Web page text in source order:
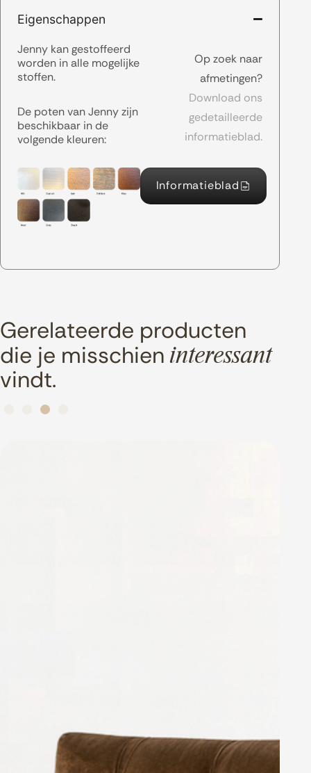
Eigenschappen
Jenny kan gestoffeerd
worden in alle mogelijke
stoffen.
De poten van Jenny zijn
beschikbaar in de
volgende kleuren:
Op zoek naar
afmetingen?
Download ons
gedetailleerde
informatieblad.
Informatieblad
Gerelateerde producten
die je misschieninteressant
vindt.